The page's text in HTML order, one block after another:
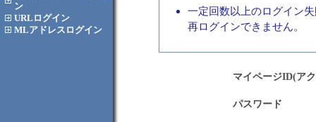
ン
URL ログイン
MLアドレス ログイン
一定回数以上のログイン
再ログインできません。
マイページID(ア
パスワード